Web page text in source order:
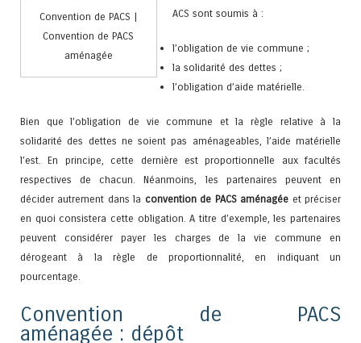
Convention de PACS |
Convention de PACS
aménagée
ACS sont soumis à :
l’obligation de vie commune ;
la solidarité des dettes ;
l’obligation d’aide matérielle.
Bien que l’obligation de vie commune et la règle relative à la
solidarité des dettes ne soient pas aménageables, l’aide matérielle
l’est. En principe, cette dernière est proportionnelle aux facultés
respectives de chacun. Néanmoins, les partenaires peuvent en
décider autrement dans la convention de PACS aménagée et préciser
en quoi consistera cette obligation. A titre d’exemple, les partenaires
peuvent considérer payer les charges de la vie commune en
dérogeant à la règle de proportionnalité, en indiquant un
pourcentage.
Convention de PACS
aménagée : dépôt